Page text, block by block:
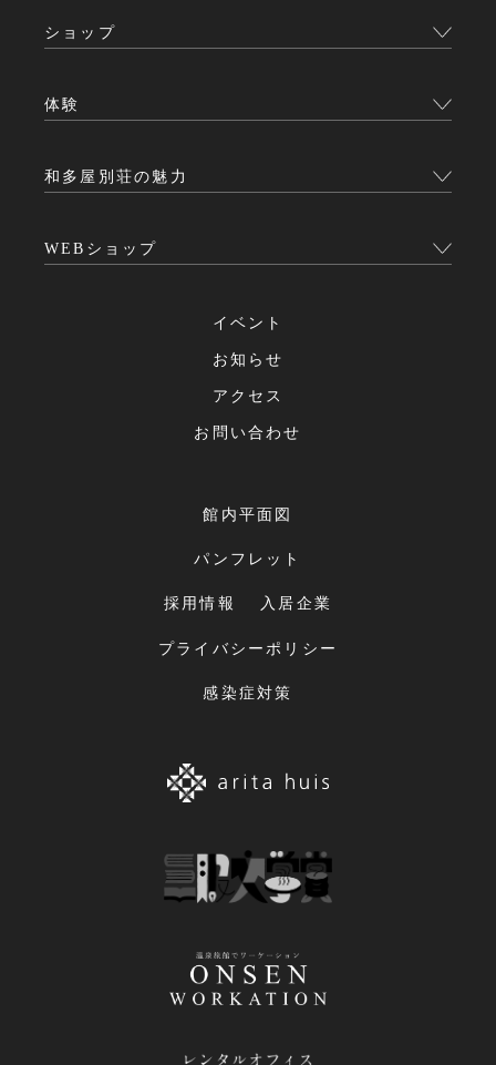
ショップ
体験
和多屋別荘の魅力
WEBショップ
イベント
お知らせ
アクセス
お問い合わせ
館内平面図
パンフレット
採用情報 入居企業
プライバシーポリシー
感染症対策